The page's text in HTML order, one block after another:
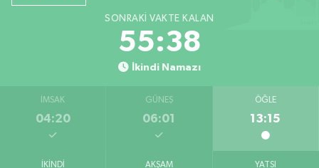
SONRAKI VAKTE KALAN
55:37
İkindi Namazı
İMSAK
04:20
GÜNEŞ
06:01
ÖĞLE
13:15
İKINDI AKŞAM YATSI